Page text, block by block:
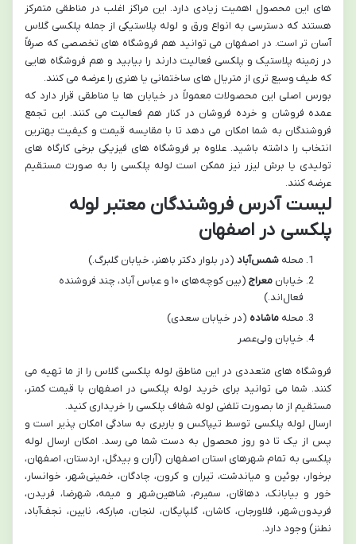
های این محصول اهمیت زیادی دارد. این مراکز اغلب در مناطقی متمرکز
هستند که دسترسی به انواع ورق و لوله پلاستیکی از جمله پلکسی گلاس
آسان تر است. در اصفهان می توانید هم فروشگاه های تخصصی که صرفاً
در زمینه پلاستیک و پلکسی فعالیت دارند را بیابید و هم فروشگاه هایی
که طیف وسیع تری از متریال های ساختمانی یا هنری را عرضه می کنند.
بورس اصلی این محصولات معمولاً در خیابان ها یا مناطقی قرار دارد که
عمده فروشان و خرده فروشان در کنار هم فعالیت می کنند. این تجمع
فروشندگان به شما امکان می دهد تا با مقایسه قیمت و کیفیت بهترین
انتخاب را داشته باشید. علاوه بر فروشگاه های فیزیکی برخی کارگاه های
تولیدی یا برش لیزر نیز ممکن است لوله پلکسی را به صورت مستقیم
عرضه کنند.
لیست آدرس فروشندگان معتبر لوله
پلکسی در اصفهان
محله شمس‌آباد (در بلوار دکتر باهنر، خیابان گلبرگ.)
خیابان معراج (بین کوچه‌های ۱۰ و عباس آباد، چند فروشنده
فعال‌اند.)
محله ماشاده (در خیابان سعدی)
خیابان ولی‌عصر
فروشگاه های متعددی در این مناطق لوله پلکسی گلاس را از ما تهیه می
کنند. شما می توانید برای خرید لوله پلکسی در اصفهان با قیمت کمتر،
مستقیم از ما بصورت تلفنی لوله شفاف پلکسی را خریداری کنید.
ارسال لوله پلکسی توسط تیپاکس و باربری به سادگی امکان پذیر است و
پس از یک تا دو روز محصول به دست شما می رسد. امکان ارسال لوله
پلکسی به تمام شهرهای استان اصفهان (آران و بیدگل، اردستان، اصفهان،
برخوار، بوئین و میاندشت، تیران و کرون، چادگان، خمینی‌شهر، خوانسار،
خور و بیابانک، دهاقان، سمیرم، شاهین‌شهر و میمه، شهرضا، فریدن،
فریدون‌شهر، فلاورجان، کاشان، گلپایگان، لنجان، مبارکه، نایین، نجف‌آباد،
نطنز) وجود دارد.